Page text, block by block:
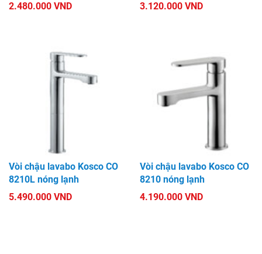
2.480.000 VND
3.120.000 VND
Vòi chậu lavabo Kosco CO
8210L nóng lạnh
5.490.000 VND
Vòi chậu lavabo Kosco CO
8210 nóng lạnh
4.190.000 VND